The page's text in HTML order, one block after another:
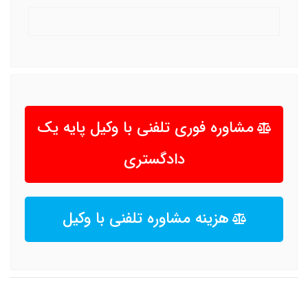
مشاوره فوری تلفنی با وکیل پایه یک
دادگستری
هزینه مشاوره تلفنی با وکیل